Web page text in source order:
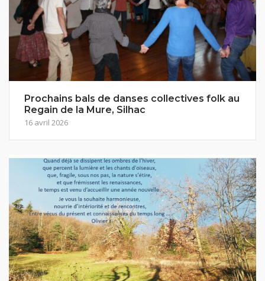
Prochains bals de danses collectives folk au
Regain de la Mure, Silhac
16 avril 2026